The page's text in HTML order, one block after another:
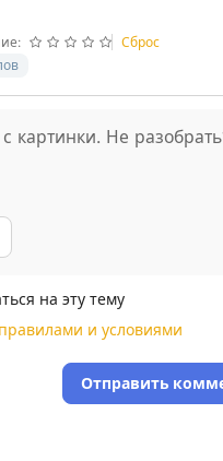
Сброс
с картинки. Не
на эту тему
правилами и условиями
Отправить